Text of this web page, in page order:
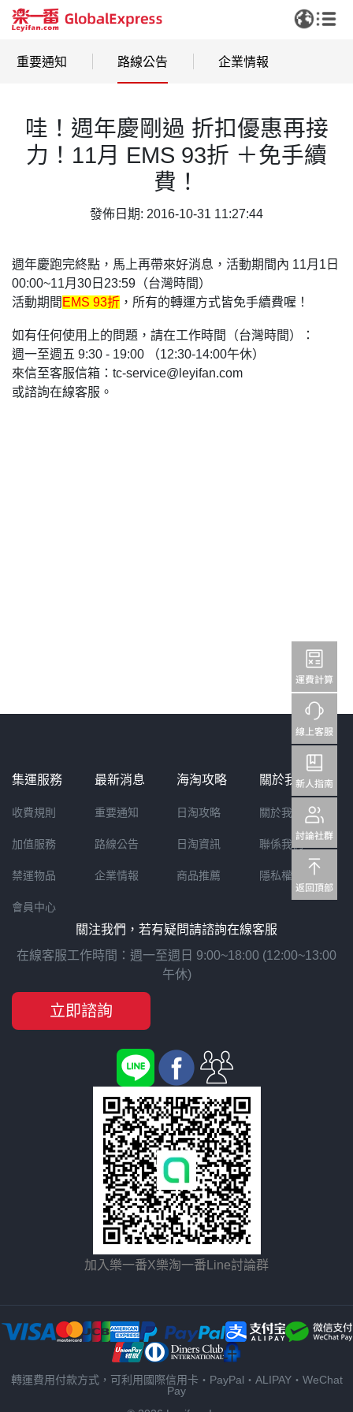
重要通知 路線公告 企業情報
哇！週年慶剛過 折扣優惠再接
力！11月 EMS 93折 ＋免手續
費！
發佈日期: 2016-10-31 11:27:44
週年慶跑完終點，馬上再帶來好消息，活動期間內 11月1日
00:00~11月30日23:59（台灣時間）
活動期間 EMS 93折 ，所有的轉運方式皆免手續費喔！
如有任何使用上的問題，請在工作時間（台灣時間）：
週一至週五 9:30 - 19:00 （12:30-14:00午休）
來信至客服信箱：tc-service@leyifan.com
或諮詢在線客服。
集運服務
收費規則
加值服務
禁運物品
會員中心
最新消息
重要通知
路線公告
企業情報
海淘攻略
日淘攻略
日淘資訊
商品推薦
關於我們
關於我們
聯係我們
隱私權聲明
關注我們，若有疑問請諮詢在線客服
在線客服工作時間：週一至週日 9:00~18:00 (12:00~13:00
午休)
立即諮詢
加入樂一番X樂淘一番Line討論群
轉運費用付款方式，可利用國際信用卡・PayPal・ALIPAY・WeChat
Pay